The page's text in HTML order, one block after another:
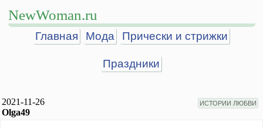
NewWoman.ru
Главная Мода Прически и стрижки
Праздники
2021-11-26
Olga49
ИСТОРИИ ЛЮБВИ